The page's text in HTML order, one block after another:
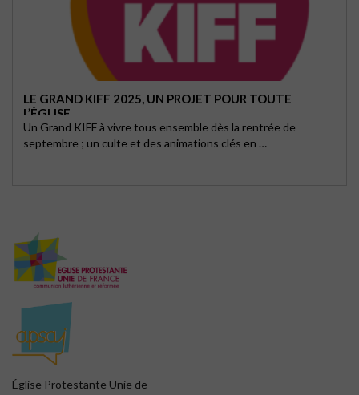
LE GRAND KIFF 2025, UN PROJET POUR TOUTE
L’ÉGLISE
Un Grand KIFF à vivre tous ensemble dès la rentrée de
septembre ; un culte et des animations clés en …
Église Protestante Unie de